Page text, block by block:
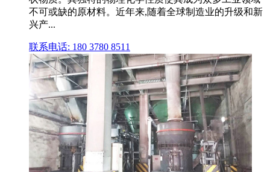
不可或缺的原材料。近年来,随着全球制造业的升级和新
兴产...
联系电话: 180 3780 8511